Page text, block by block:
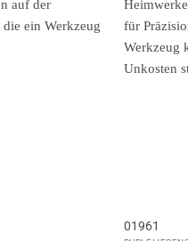
01961